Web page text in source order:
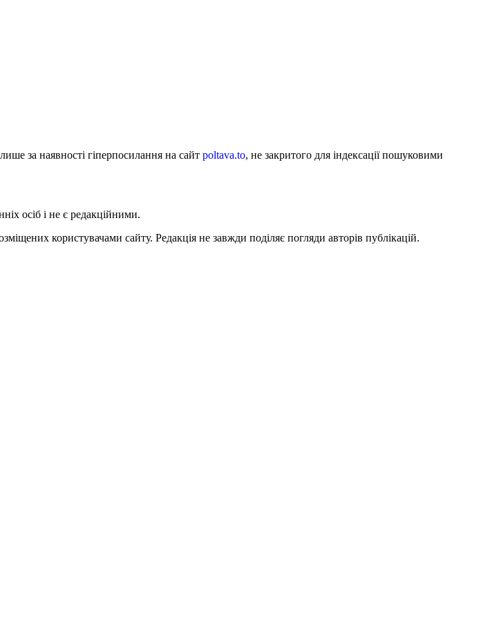
за наявності гіперпосилання на сайт poltava.to, не закритого для індексації пошуковими
осіб і не є редакційними.
користувачами сайту. Редакція не завжди поділяє погляди авторів публікацій.